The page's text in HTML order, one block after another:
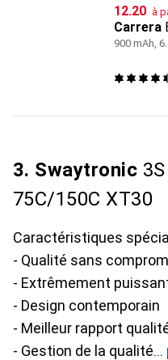
CHF
12.20 à
Carrera
900 mAh,
3. Swaytronic
75C/150C XT30
Caractéristiques
- Qualité sans
- Extrêmement
- Design contemporain
- Meilleur rapport
- Gestion de la qualité